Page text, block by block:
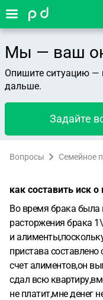
Мы — ваш
Опишите ситуацию —
дальше.
Задайте
Вопросы Семейное
как составить иск
Во время брака была
расторжения брака
и
пристава
счет алиментов,он
сдал всю
не платит,мне денег